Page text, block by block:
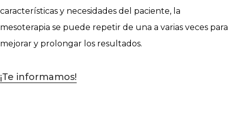
características y necesidades del paciente, la
mesoterapia se puede repetir de una a varias veces para
mejorar y prolongar los resultados.
¡Te informamos!